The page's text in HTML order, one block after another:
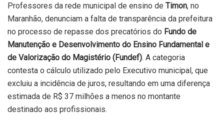
Professores da rede municipal de ensino de Timon, no
Maranhão, denunciam a falta de transparência da prefeitura
no processo de repasse dos precatórios do Fundo de
Manutenção e Desenvolvimento do Ensino Fundamental e
de Valorização do Magistério (Fundef). A categoria
contesta o cálculo utilizado pelo Executivo municipal, que
excluiu a incidência de juros, resultando em uma diferença
estimada de R$ 37 milhões a menos no montante
destinado aos profissionais.